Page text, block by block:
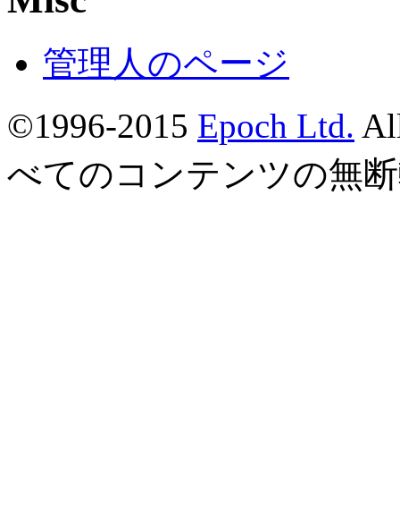
管理人のページ
©1996-2015 Epoch Ltd.
べてのコンテンツの無